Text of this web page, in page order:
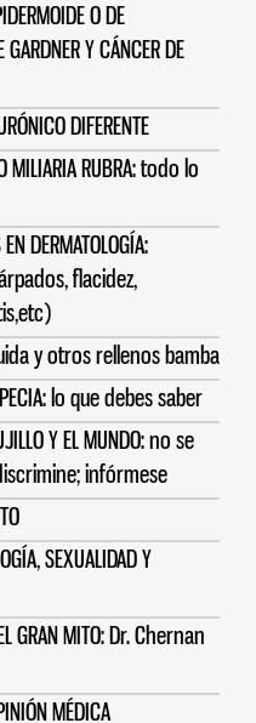
O DE
Y CÁNCER DE
DIFERENTE
MILIARIA RUBRA: todo lo
DERMATOLOGÍA:
flacidez,
y otros rellenos bamba
lo que debes saber
Y EL MUNDO: no se
infórmese
SEXUALIDAD Y
GRAN MITO: Dr. Chernan
MÉDICA